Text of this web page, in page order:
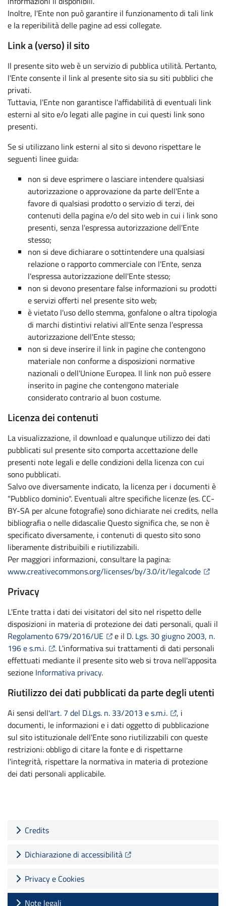
Inoltre, l'Ente non può garantire il funzionamento di tali link
e la reperibilità delle pagine ad essi collegate.
Link a (verso) il sito
Il presente sito web è un servizio di pubblica utilità. Pertanto,
l'Ente consente il link al presente sito sia su siti pubblici che
privati.
Tuttavia, l'Ente non garantisce l'affidabilità di eventuali link
esterni al sito e/o legati alle pagine in cui questi link sono
presenti.
Se si utilizzano link esterni al sito si devono rispettare le
seguenti linee guida:
non si deve esprimere o lasciare intendere qualsiasi
autorizzazione o approvazione da parte dell'Ente a
favore di qualsiasi prodotto o servizio di terzi, dei
contenuti della pagina e/o del sito web in cui i link sono
presenti, senza l'espressa autorizzazione dell'Ente
stesso;
non si deve dichiarare o sottintendere una qualsiasi
relazione o rapporto commerciale con l'Ente, senza
l'espressa autorizzazione dell'Ente stesso;
non si devono presentare false informazioni su prodotti
e servizi offerti nel presente sito web;
è vietato l'uso dello stemma, gonfalone o altra tipologia
di marchi distintivi relativi all'Ente senza l'espressa
autorizzazione dell'Ente stesso;
non si deve inserire il link in pagine che contengono
materiale non conforme a disposizioni normative
nazionali o dell'Unione Europea. Il link non può essere
inserito in pagine che contengono materiale
considerato contrario al buon costume.
Licenza dei contenuti
La visualizzazione, il download e qualunque utilizzo dei dati
pubblicati sul presente sito comporta accettazione delle
presenti note legali e delle condizioni della licenza con cui
sono pubblicati.
Salvo ove diversamente indicato, la licenza per i documenti è
"Pubblico dominio". Eventuali altre specifiche licenze (es. CC-
BY-SA per alcune fotografie) sono dichiarate nei credits, nella
bibliografia o nelle didascalie Questo significa che, se non è
specificato diversamente, i contenuti di questo sito sono
liberamente distribuibili e riutilizzabili.
Per maggiori informazioni, consultare la pagina:
www.creativecommons.org/licenses/by/3.0/it/legalcode (Apre
Privacy
L'Ente tratta i dati dei visitatori del sito nel rispetto delle
disposizioni in materia di protezione dei dati personali, quali il
Regolamento 679/2016/UE (Apre il link in una nuova scheda)
e il D. Lgs. 30 giugno 2003, n.
196 e s.m.i. (Apre il link in una nuova scheda)
. L'informativa sui trattamenti di dati personali
effettuati mediante il presente sito web si trova nell'apposita
sezione Informativa privacy.
Riutilizzo dei dati pubblicati da parte degli utenti
Ai sensi dell'art. 7 del D.Lgs. n. 33/2013 e s.m.i. (Apre il link in
, i
documenti, le informazioni e i dati oggetto di pubblicazione
sul sito istituzionale dell'Ente sono riutilizzabili con queste
restrizioni: obbligo di citare la fonte e di rispettarne
l'integrità, rispettare la normativa in materia di protezione
dei dati personali applicabile.
Credits
Dichiarazione di accessibilità(Apre il link in una nuova
Privacy e Cookies
Note legali